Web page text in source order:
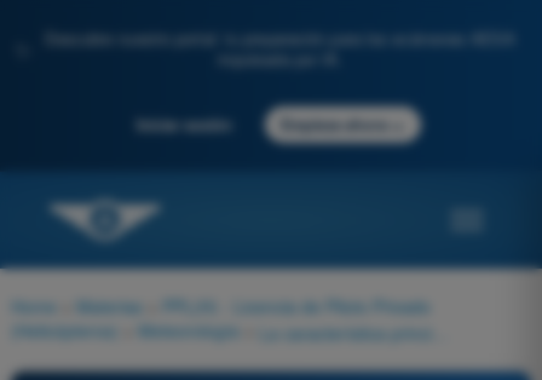
Descubre nuestro portal: tu preparación para los exámenes AESA
Iniciar sesión Empieza ahora
Home Materias
PPL(H) - Licencia de Piloto Privado
(Helicópteros)
Meteorología